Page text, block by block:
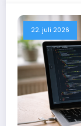
22. juli 2026